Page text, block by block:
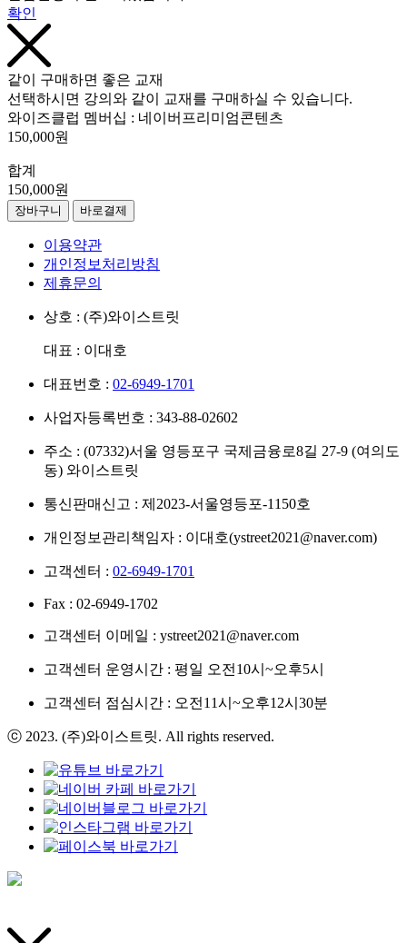
확인
같이 구매하면 좋은 교재
선택하시면 강의와 같이 교재를 구매하실 수 있습니다.
와이즈클럽 멤버십 : 네이버프리미엄콘텐츠
150,000원
합계
150,000원
장바구니 바로결제
이용약관
개인정보처리방침
제휴문의
상호 : (주)와이스트릿
대표 : 이대호
대표번호 : 02-6949-1701
사업자등록번호 : 343-88-02602
주소 : (07332)서울 영등포구 국제금융로8길 27-9 (여의도
동) 와이스트릿
통신판매신고 : 제2023-서울영등포-1150호
개인정보관리책임자 : 이대호(ystreet2021@naver.com)
고객센터 : 02-6949-1701
Fax : 02-6949-1702
고객센터 이메일 : ystreet2021@naver.com
고객센터 운영시간 : 평일 오전10시~오후5시
고객센터 점심시간 : 오전11시~오후12시30분
ⓒ 2023. (주)와이스트릿. All rights reserved.